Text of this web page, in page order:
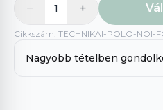
− 1 +
Cikkszám: TECHNIKAI-POLO-NOI-
Nagyobb tételben